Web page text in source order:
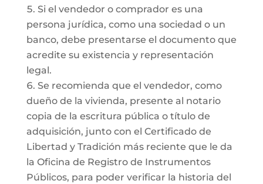
Si el vendedor o comprador es una
persona jurídica, como una sociedad o un
banco, debe presentarse el documento que
acredite su existencia y representación
legal.
Se recomienda que el vendedor, como
dueño de la vivienda, presente al notario
copia de la escritura pública o título de
adquisición, junto con el Certificado de
Libertad y Tradición más reciente que le da
la Oficina de Registro de Instrumentos
Públicos, para poder verificar la historia del